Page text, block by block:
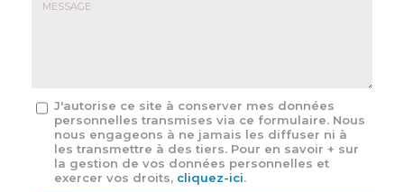
Message
J'autorise ce site à conserver mes données
personnelles transmises via ce formulaire. Nous
nous engageons à ne jamais les diffuser ni à
les transmettre à des tiers. Pour en savoir + sur
la gestion de vos données personnelles et
exercer vos droits, cliquez-ici.